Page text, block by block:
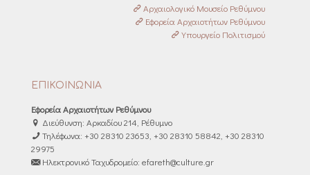
Αρχαιολογικό Μουσείο Ρεθύμνου
Εφορεία Αρχαιοτήτων Ρεθύμνου
Υπουργείο Πολιτισμού
ΕΠΙΚΟΙΝΩΝΙΑ
Εφορεία Αρχαιοτήτων Ρεθύμνου
Διεύθυνση: Αρκαδίου 214, Ρέθυμνο
Τηλέφωνα: +30 28310 23653, +30 28310 58842, +30 28310
29975
Ηλεκτρονικό Ταχυδρομείο: efareth@culture.gr